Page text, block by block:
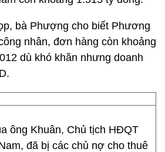
bà Phượng cho biết Phương
nhân, đơn hàng còn khoảng
dù khó khăn nhưng doanh
ông Khuân, Chủ tịch HĐQT
đã bị các chủ nợ cho thuê